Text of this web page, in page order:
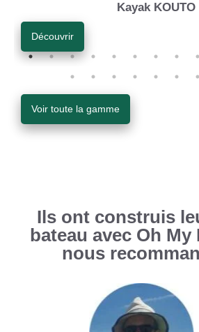
Kayak KOUTO
Découvrir
Voir toute la gamme
Ils ont construis
bateau avec Oh
nous